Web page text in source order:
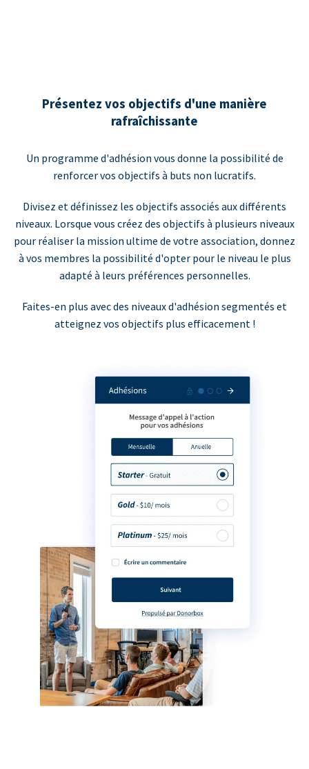
Présentez vos objectifs d'une manière
rafraîchissante
Un programme d'adhésion vous donne la possibilité de
renforcer vos objectifs à buts non lucratifs.
Divisez et définissez les objectifs associés aux différents
niveaux. Lorsque vous créez des objectifs à plusieurs niveaux
pour réaliser la mission ultime de votre association, donnez
à vos membres la possibilité d'opter pour le niveau le plus
adapté à leurs préférences personnelles.
Faites-en plus avec des niveaux d'adhésion segmentés et
atteignez vos objectifs plus efficacement !